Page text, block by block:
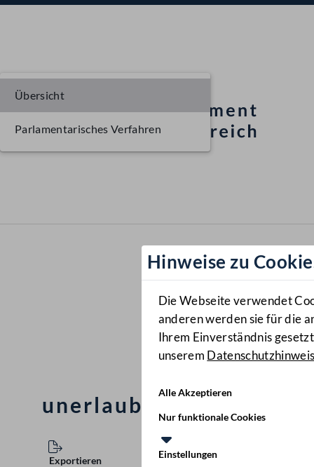
Hinweise zu
Die Webseite verwendet
anderen werden sie für die
Ihrem Einverständnis
unserem
Alle Akzeptieren
Nur funktionale Cookies
Einstellungen
unerlaubten Verkehr
Exportieren
Übersicht
Parlamentarisches Verfahren